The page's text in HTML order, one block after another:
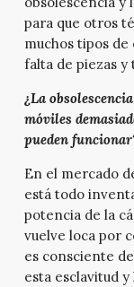
para que otros
muchos tipos
falta de piezas y
¿La
móviles
pueden
En el mercado
está todo
potencia de la
vuelve loca por
es consciente
esta esclavitud